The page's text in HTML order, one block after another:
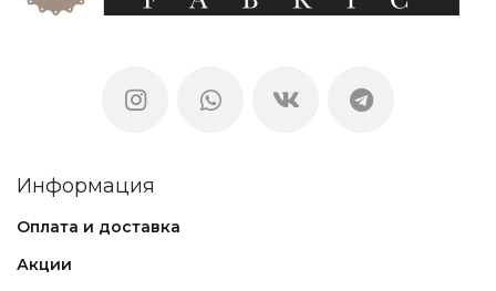
Информация
Оплата и доставка
Акции